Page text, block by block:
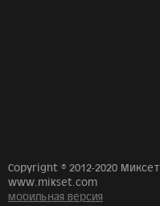
Copyright © 2012-2020 Миксет
www.mikset.com
мобильная версия